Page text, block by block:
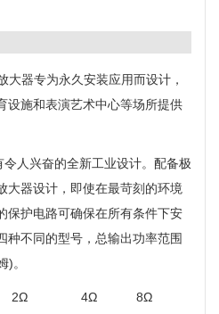
器专为永久安装应用而设计，
设施和表演艺术中心等场所提供
人兴奋的全新工业设计。配备极
大器设计，即使在最苛刻的环境
保护电路可确保在所有条件下安
种不同的型号，总输出功率范围
)。
2Ω 4Ω 8Ω